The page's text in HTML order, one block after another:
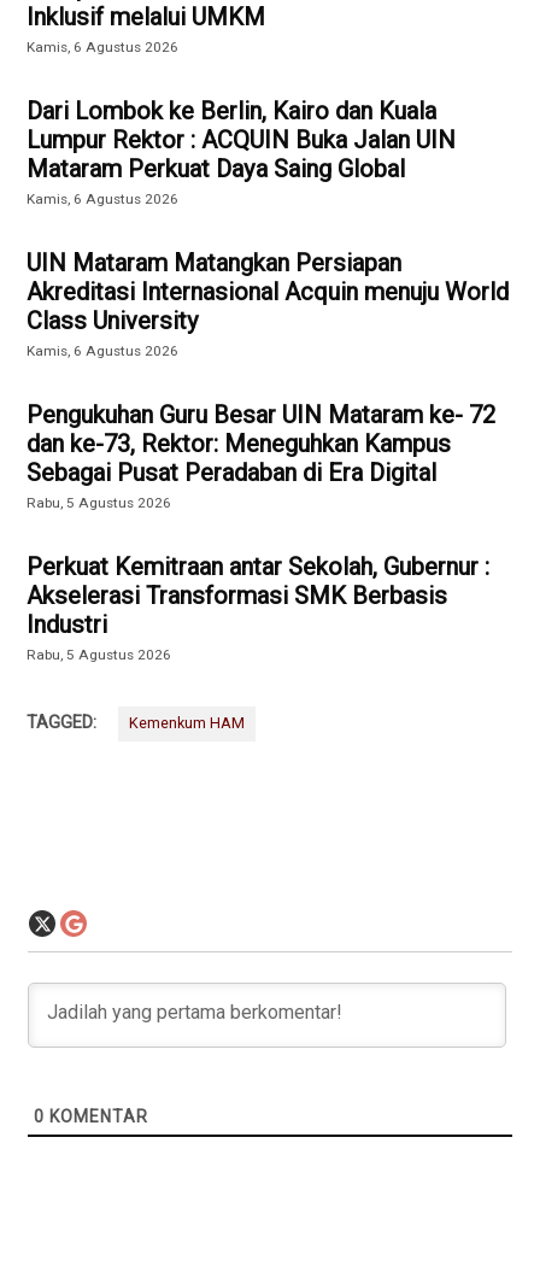
Inklusif melalui UMKM
Kamis, 6 Agustus 2026
Dari Lombok ke Berlin, Kairo dan Kuala
Lumpur Rektor : ACQUIN Buka Jalan UIN
Mataram Perkuat Daya Saing Global
Kamis, 6 Agustus 2026
UIN Mataram Matangkan Persiapan
Akreditasi Internasional Acquin menuju World
Class University
Kamis, 6 Agustus 2026
Pengukuhan Guru Besar UIN Mataram ke- 72
dan ke-73, Rektor: Meneguhkan Kampus
Sebagai Pusat Peradaban di Era Digital
Rabu, 5 Agustus 2026
Perkuat Kemitraan antar Sekolah, Gubernur :
Akselerasi Transformasi SMK Berbasis
Industri
Rabu, 5 Agustus 2026
TAGGED: Kemenkum HAM
0 KOMENTAR